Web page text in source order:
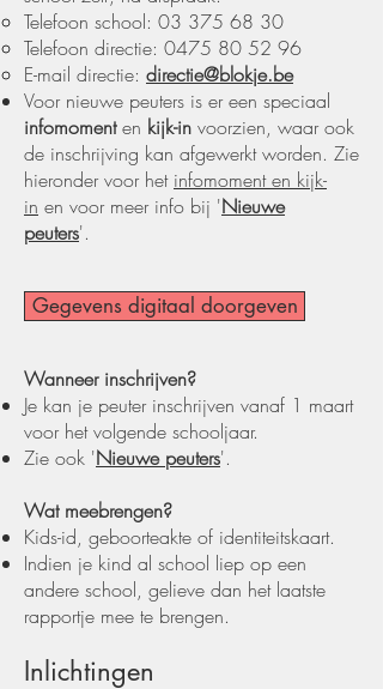
​Telefoon school: 03 375 68 30
Telefoon directie: 0475 80 52 96
E-mail directie: directie@blokje.be
Voor nieuwe peuters is er een speciaal
infomomenten kijk-in voorzien, waar ook
de inschrijving kan afgewerkt worden. Zie
hieronder voor het infomoment en kijk-
in en voor meer info bij 'Nieuwe
peuters'.
Gegevens digitaal doorgeven
Wanneer inschrijven?
Je kan je peuter inschrijven vanaf 1 maart
voor het volgende schooljaar.
Zie ook 'Nieuwe peuters'.
Wat meebrengen?
Kids-id, geboorteakte of identiteitskaart.
Indien je kind al school liep op een
andere school, gelieve dan het laatste
rapportje mee te brengen.
Inlichtingen